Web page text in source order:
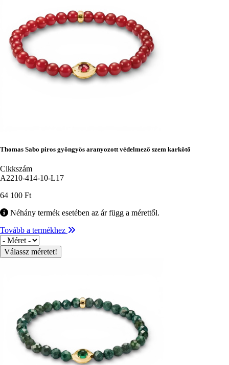
Thomas Sabo piros gyöngyös aranyozott védelmező szem karkötő
Cikkszám
A2210-414-10-L17
64 100 Ft
Néhány termék esetében az ár függ a mérettől.
Tovább a termékhez
Méret